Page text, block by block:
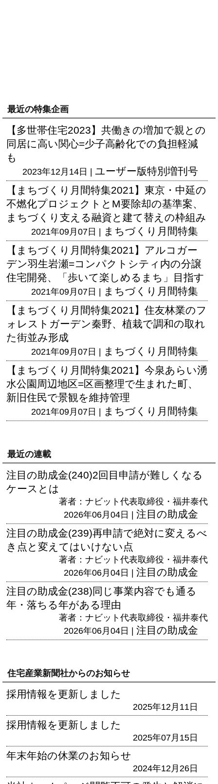
最近の特集企画
【多世帯住宅2023】共働きの増加で親との
同居に高い関心=少子高齢化での負担軽減
も
2023年12月14日 | ユーザー版特別増刊号
【まちづくり月間特集2021】東京・中延の
不燃化プロジェクトとM要除却の基準案、
まちづくり支える融資と建て替えの枠組み
2021年09月07日 |
まちづくり月間特集
【まちづくり月間特集2021】アルコガー
デン羽生岩瀬=コンパクトシティ内の分譲
住宅開発、「歩いて楽しめるまち」目指す
2021年09月07日 |
まちづくり月間特集
【まちづくり月間特集2021】住友林業のフ
ォレストガーデン秦野、植栽で調和の取れ
た街並み形成
2021年09月07日 |
まちづくり月間特集
【まちづくり月間特集2021】今泉あらい湧
水公園周辺地区=区画整理で生まれた町、
新旧住民で景観を維持管理
2021年09月07日 | まちづくり月間特集
最近の連載
注目の助成金(240)2回目申請が難しくなる
ケースとは
著者：ナビット代表取締役・福井泰代
2026年06月04日 | 注目の助成金
注目の助成金(239)再申請で絶対に変えるべ
き点と変えてはいけない点
著者：ナビット代表取締役・福井泰代
2026年06月04日 | 注目の助成金
注目の助成金(238)同じ事業内容でも通る
年・落ちる年がある理由
著者：ナビット代表取締役・福井泰代
2026年06月04日 | 注目の助成金
住宅産業新聞社からのお知らせ
採用情報を更新しました
2025年12月11日
採用情報を更新しました
2025年07月15日
年末年始の休業のお知らせ
2024年12月26日